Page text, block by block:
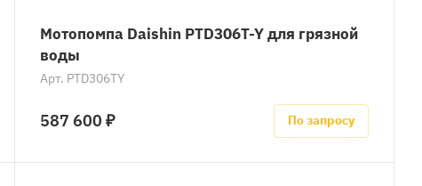
Мотопомпа Daishin PTD306T-Y для грязной
воды
Арт. PTD306TY
587 600 ₽ По запросу